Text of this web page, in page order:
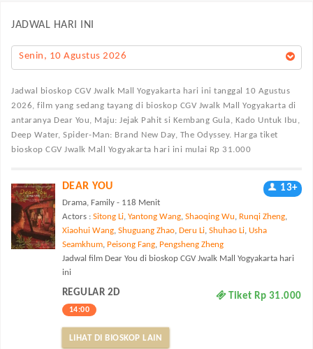
JADWAL HARI INI
Senin, 10 Agustus 2026
Jadwal bioskop CGV Jwalk Mall Yogyakarta hari ini tanggal 10 Agustus
2026, film yang sedang tayang di bioskop CGV Jwalk Mall Yogyakarta di
antaranya Dear You, Maju: Jejak Pahit si Kembang Gula, Kado Untuk Ibu,
Deep Water, Spider-Man: Brand New Day, The Odyssey. Harga tiket
bioskop CGV Jwalk Mall Yogyakarta hari ini mulai Rp 31.000
DEAR YOU 13+
Drama, Family - 118 Menit
Actors : Sitong Li, Yantong Wang, Shaoqing Wu, Runqi Zheng,
Xiaohui Wang, Shuguang Zhao, Deru Li, Shuhao Li, Usha
Seamkhum, Peisong Fang, Pengsheng Zheng
Jadwal film Dear You di bioskop CGV Jwalk Mall Yogyakarta hari
ini
REGULAR 2D Tiket Rp 31.000
14:00
LIHAT DI BIOSKOP LAIN